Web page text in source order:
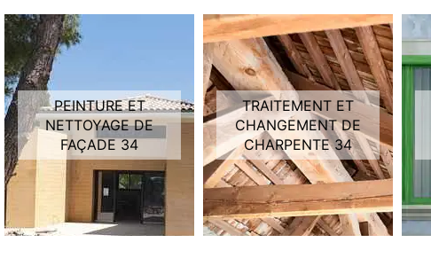
PEINTURE ET
NETTOYAGE DE
FAÇADE 34
TRAITEMENT ET
CHANGEMENT DE
CHARPENTE 34